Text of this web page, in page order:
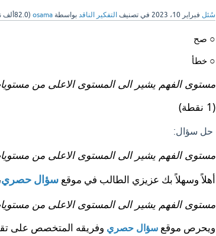
سُئل فبراير 10، 2023 في تصنيف التفكير الناقد بواسطة osama
(82.0ألف
○ صح
○ خطأ
مستوى الفهم يشير الى المستوى الاعلى من
(1 نقطة)
حل سؤال:
مستوى الفهم يشير الى المستوى الاعلى من
أهلاً وسهلاً بك عزيزي الطالب في موقع سؤال حصري
مستوى الفهم يشير الى المستوى الاعلى من
ويحرص موقع سؤال حصري وفريقه المتخصص على